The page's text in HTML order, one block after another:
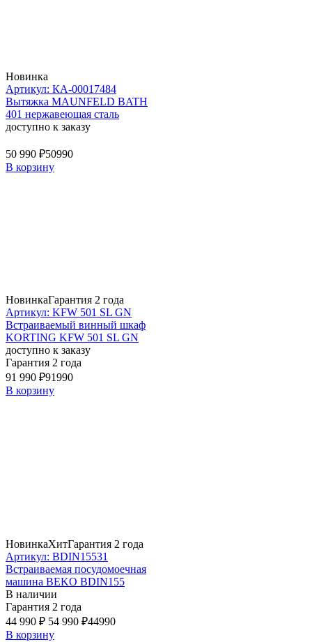
Новинка
Артикул: КА-00017484
Вытяжка MAUNFELD BATH
401 нержавеющая сталь
доступно к заказу
50 990 ₽50990
В корзину
НовинкаГарантия 2 года
Артикул: KFW 501 SL GN
Встраиваемый винный шкаф
KORTING KFW 501 SL GN
доступно к заказу
Гарантия 2 года
91 990 ₽91990
В корзину
НовинкаХитГарантия 2 года
Артикул: BDIN15531
Встраиваемая посудомоечная
машина BEKO BDIN155
В наличии
Гарантия 2 года
44 990 ₽ 54 990 ₽44990
В корзину